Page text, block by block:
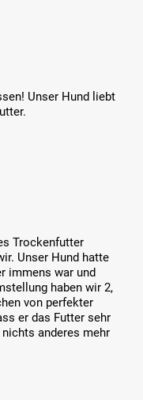
Unser Hund liebt
Trockenfutter
Unser Hund hatte
immens war und
haben wir 2,
von perfekter
er das Futter sehr
anderes mehr